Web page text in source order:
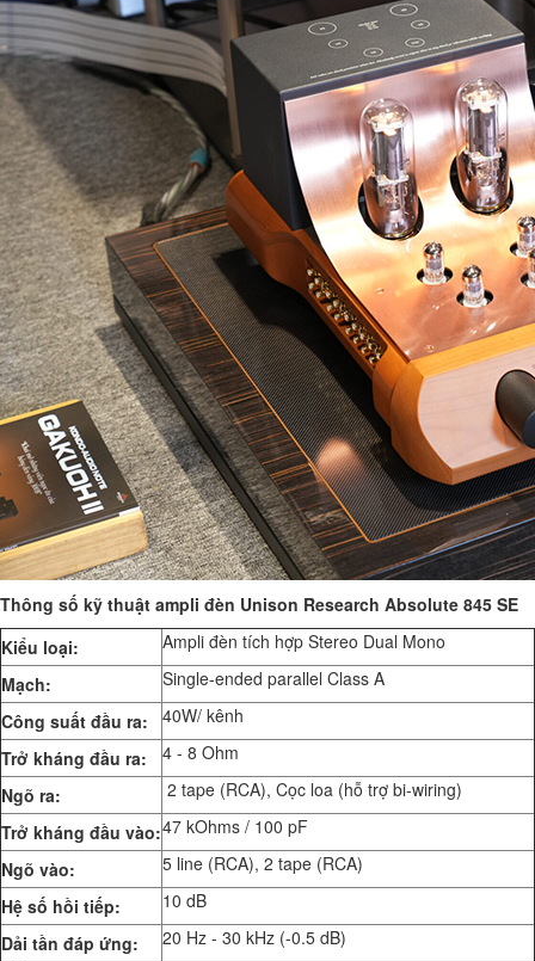
Thông số kỹ thuật ampli đèn Unison Research Absolute 845 SE
Kiểu loại:
Ampli đèn tích hợp Stereo Dual Mono
Mạch:
Single-ended parallel Class A
Công suất đầu ra:
40W/ kênh
Trở kháng đầu ra:
4 - 8 Ohm
Ngõ ra:
2 tape (RCA), Cọc loa (hỗ trợ bi-wiring)
Trở kháng đầu vào:47 kOhms / 100 pF
Ngõ vào:
5 line (RCA), 2 tape (RCA)
Hệ số hồi tiếp:
10 dB
Dải tần đáp ứng:
20 Hz - 30 kHz (-0.5 dB)